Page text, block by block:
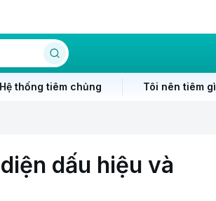
Hệ thống tiêm chủng Tôi nên tiêm gì
dấu hiệu và